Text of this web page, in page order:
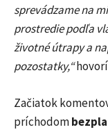
sprevádzame na
prostredie podľa
životné útrapy a
pozostatky,“
Začiatok
príchodom